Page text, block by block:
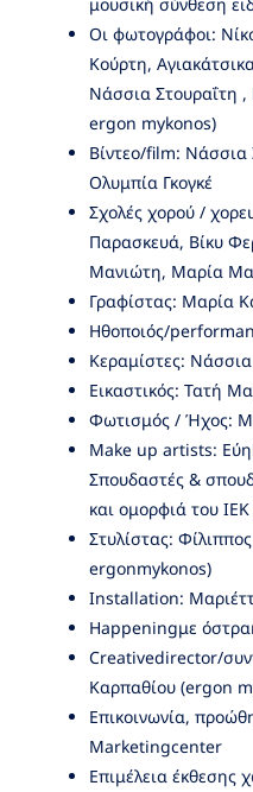
Οι φωτογράφοι:
Κούρτη,
Νάσσια Στουραΐτη
ergon mykonos)
Βίντεο/film:
Ολυμπία Γκογκέ
Σχολές χορού /
Παρασκευά, Βίκυ
Μανιώτη, Μαρία
Γραφίστας: Μαρία
Ηθοποιός/
Κεραμίστες:
Εικαστικός: Τατή
Φωτισμός / Ήχος:
Make up artists:
Σπουδαστές &
και ομορφιά του
Στυλίστας:
ergonmykonos)
Installation:
Happeningμε
Creativedirector/
Καρπαθίου (ergon
Επικοινωνία,
Marketingcenter
Επιμέλεια έκθεσης